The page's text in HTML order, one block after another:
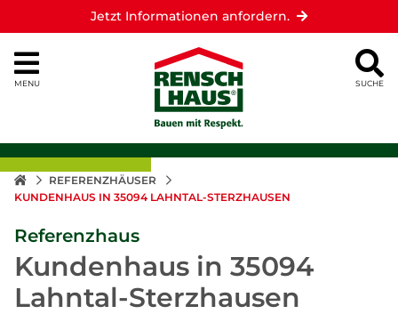
Jetzt Informationen anfordern.
MENU SUCHE
REFERENZHÄUSER
KUNDENHAUS IN 35094 LAHNTAL-STERZHAUSEN
Referenzhaus
Kundenhaus in 35094
Lahntal-Sterzhausen